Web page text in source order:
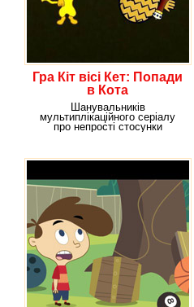
Гра Кіт вісі Кет: Попади
в Кота
Шанувальників
мультиплікаційного серіалу
про непрості стосунки